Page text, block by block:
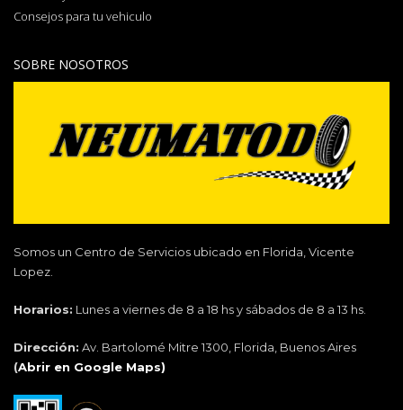
Consejos para tu vehiculo
SOBRE NOSOTROS
Somos un Centro de Servicios ubicado en Florida, Vicente
Lopez.
Horarios: Lunes a viernes de 8 a 18 hs y sábados de 8 a 13 hs.
Dirección: Av. Bartolomé Mitre 1300, Florida, Buenos Aires
(Abrir en Google Maps)